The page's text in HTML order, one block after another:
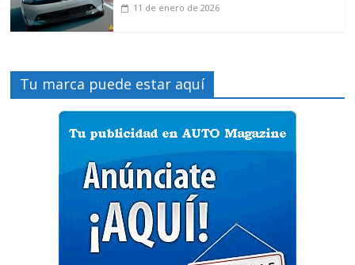
11 de enero de 2026
Tu marca puede estar aquí